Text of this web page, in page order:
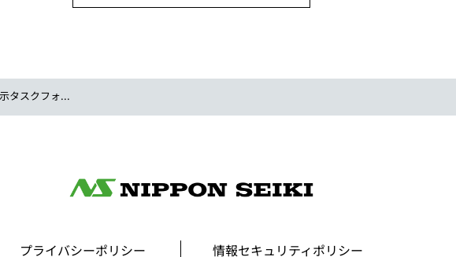
タスクフォ...
プライバシーポリシー 情報セキュリティポリシー